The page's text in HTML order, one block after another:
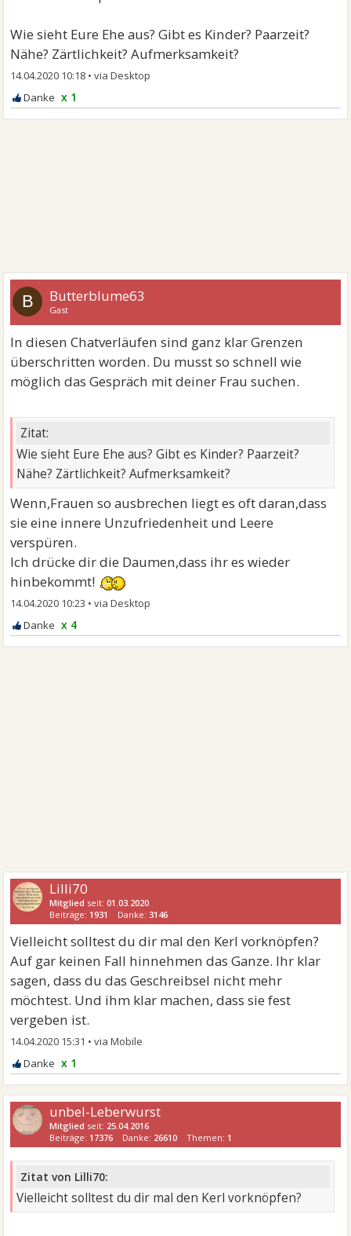
Wie sieht Eure Ehe aus? Gibt es Kinder? Paarzeit?
Nähe? Zärtlichkeit? Aufmerksamkeit?
14.04.2020 10:18 •
x 1
B Butterblume63
Gast
In diesen Chatverläufen sind ganz klar Grenzen
überschritten worden. Du musst so schnell wie
möglich das Gespräch mit deiner Frau suchen.
Zitat:
Wie sieht Eure Ehe aus? Gibt es Kinder? Paarzeit?
Nähe? Zärtlichkeit? Aufmerksamkeit?
Wenn,Frauen so ausbrechen liegt es oft daran,dass
sie eine innere Unzufriedenheit und Leere
verspüren.
Ich drücke dir die Daumen,dass ihr es wieder
hinbekommt!
14.04.2020 10:23 •
x 4
Lilli70
Mitglied seit:01.03.2020
Beiträge: 1931 Danke:3146
Vielleicht solltest du dir mal den Kerl vorknöpfen?
Auf gar keinen Fall hinnehmen das Ganze. Ihr klar
sagen, dass du das Geschreibsel nicht mehr
möchtest. Und ihm klar machen, dass sie fest
vergeben ist.
14.04.2020 15:31 •
x 1
unbel-Leberwurst
Mitglied seit: 25.04.2016
Beiträge: 17376 Danke: 26610 Themen: 1
Zitat von Lilli70:
Vielleicht solltest du dir mal den Kerl vorknöpfen?